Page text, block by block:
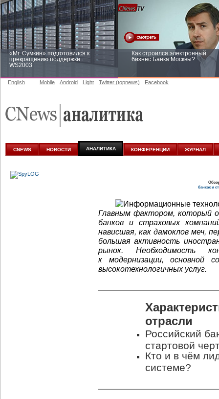
«Mr. Сумкин» подготовился к
прекращению поддержки
WS2003
Как строился электронный
бизнес Банка Москвы?
аналитике
English Mobile Android Light Twitter (topnews) Facebook
CNEWS НОВОСТИ АНАЛИТИКА КОНФЕРЕНЦИИ ЖУРНАЛ
банках и
Главным фактором, который
банков и страховых
нависшая, как дамоклов меч,
большая активность
рынок. Необходимость
к модернизации, основной
высокотехнологичных услуг.
отрасли
Российский
стартовой
Кто и в чём
системе?